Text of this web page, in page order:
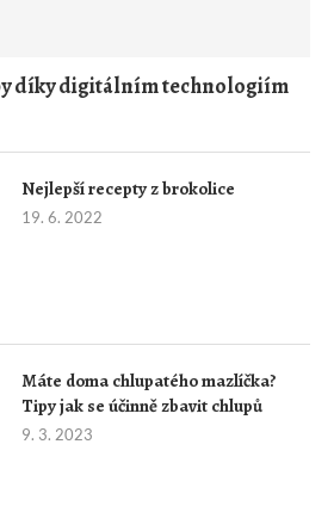
díky digitálním technologiím
Nejlepší recepty z brokolice
19. 6. 2022
Máte doma chlupatého mazlíčka?
Tipy jak se účinně zbavit chlupů
9. 3. 2023